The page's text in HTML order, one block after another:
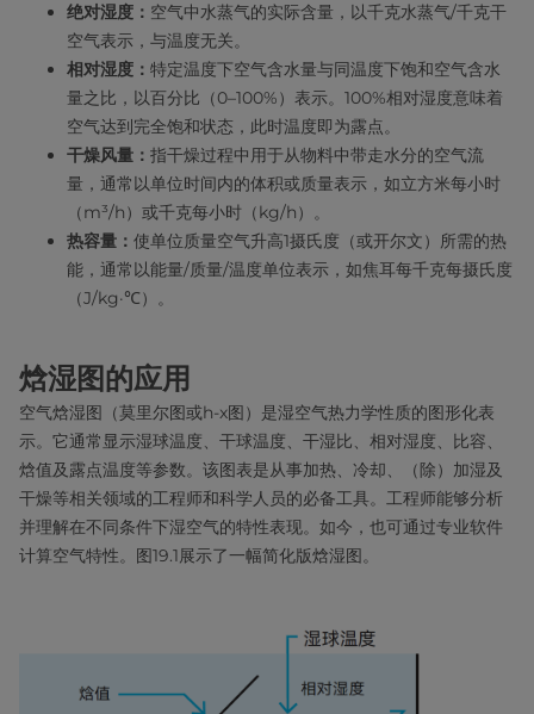
绝对湿度： 空气中水蒸气的实际含量，以千克水蒸气/千克干
空气表示，与温度无关。
相对湿度： 特定温度下空气含水量与同温度下饱和空气含水
量之比，以百分比（0–100%）表示。100%相对湿度意味着
空气达到完全饱和状态，此时温度即为露点。
干燥风量： 指干燥过程中用于从物料中带走水分的空气流
量，通常以单位时间内的体积或质量表示，如立方米每小时
（m³/h）或千克每小时（kg/h）。
热容量： 使单位质量空气升高1摄氏度（或开尔文）所需的热
能，通常以能量/质量/温度单位表示，如焦耳每千克每摄氏度
（J/kg·℃）。
焓湿图的应用
空气焓湿图（莫里尔图或h-x图）是湿空气热力学性质的图形化表
示。它通常显示湿球温度、干球温度、干湿比、相对湿度、比容、
焓值及露点温度等参数。该图表是从事加热、冷却、（除）加湿及
干燥等相关领域的工程师和科学人员的必备工具。工程师能够分析
并理解在不同条件下湿空气的特性表现。如今，也可通过专业软件
计算空气特性。图19.1展示了一幅简化版焓湿图。